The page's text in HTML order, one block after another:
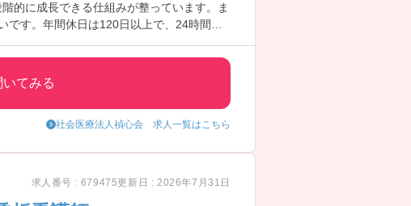
的に成長できる仕組みが整っています。ま
です。年間休日は120日以上で、24時間託
てみる
社会医療法人禎心会 求人一覧はこちら
求人番号 : 679475更新日 : 2026年7月31日